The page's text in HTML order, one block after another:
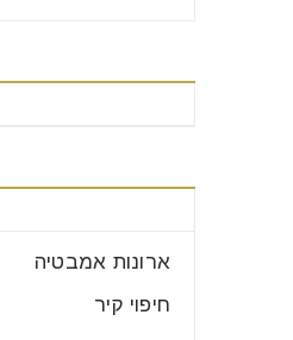
ארונות אמבטיה
חיפוי קיר